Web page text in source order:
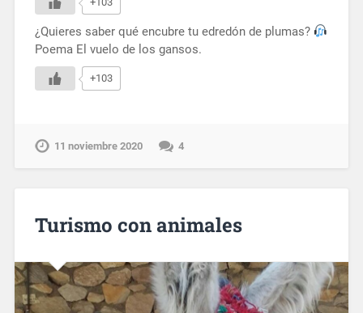
¿Quieres saber qué encubre tu edredón de plumas?
Poema El vuelo de los gansos.
+103
11 noviembre 2020 4
Turismo con animales